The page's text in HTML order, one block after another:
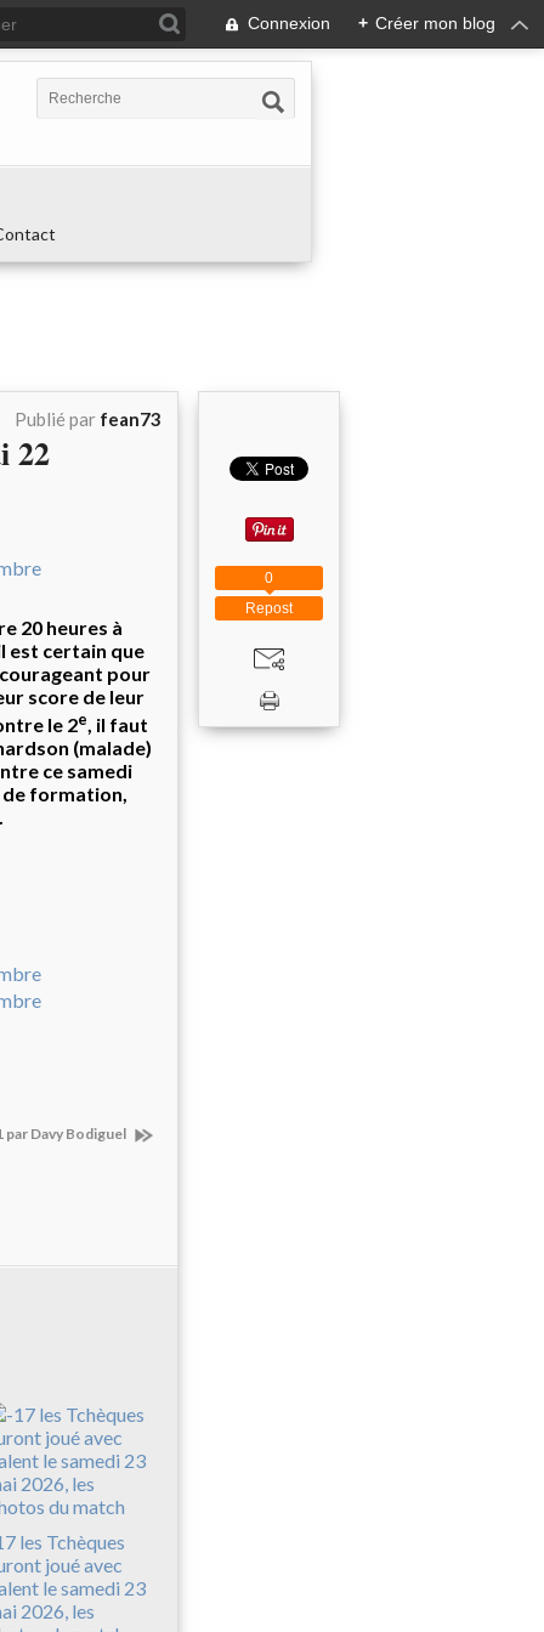
Connexion + Créer mon blog
Publié par fean73
22
20 heures à
est certain que
pour
score de leur
le 2e , il faut
(malade)
ce samedi
formation,
par Davy Bodiguel
les Tchèques
joué avec
le samedi 23
2026, les
Repost
0